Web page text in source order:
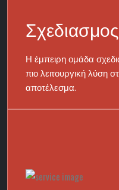
Σχεδιασμος
Η έμπειρη ομάδα
πιο λειτουργική λύση
αποτέλεσμα.